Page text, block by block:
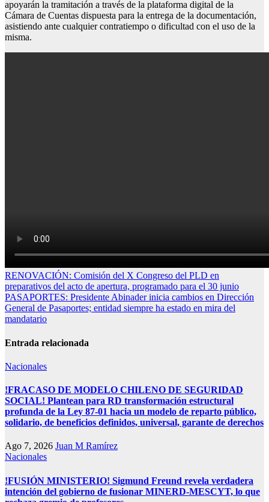
apoyarán la tramitación a través de la plataforma digital de la
Cámara de Cuentas dispuesta para la entrega de la documentación,
asistiendo ante cualquier contratiempo o dificultad con el uso de la
misma.
Navegación
de
entradas
RENOVACIÓN: Comisión del X Congreso del PLD en
preparativos del acto de apertura, programado para el 30 junio
PASAPORTES: Presidente Abinader inicia cambios en Dirección
General de Pasaportes; entidad siempre ha estado en mira del
mandatario
Entrada relacionada
Nacionales
!FRACASO DE MODELO CHILENO DE SEGURIDAD
SOCIAL! Plantean para RD transformación estructural
profunda de la Ley 87-01 hacia un modelo de reparto público,
solidario, de beneficios definidos, universal, garante de derechos
Ago 7, 2026 Juan M Ramírez
Nacionales
!FUSIÓN MINISTERIO! Sigmund Freund revela verdadera
intención del gobierno de fusionar MINERD-MESCYT, lo que